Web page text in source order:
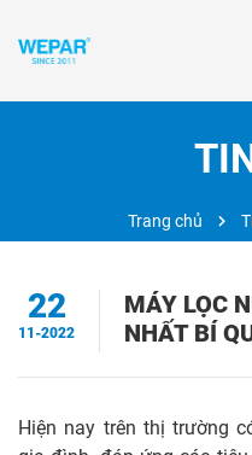
Trang chủ
22
11-2022
MÁY LỌC
NHẤT BÍ
Hiện nay trên thị trường